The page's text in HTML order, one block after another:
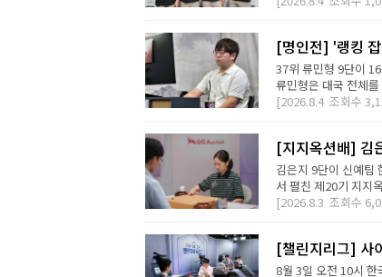
[명인전] '랭킹
37위 류민형 9단이
류민형은 대국 전체
[2026.8.4 조회수
[지지옥션배] 김
김은지 9단이 신예팀
서 펼친 제20기 지지
[2026.8.3 조회수
[챌린지리그] 사
8월 3일 오전 10시